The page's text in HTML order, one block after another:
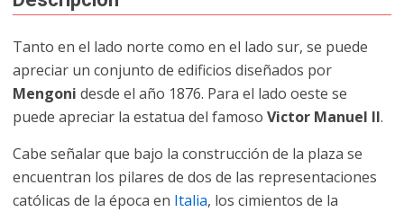
Tanto en el lado norte como en el lado sur, se puede
apreciar un conjunto de edificios diseñados por
Mengoni desde el año 1876. Para el lado oeste se
puede apreciar la estatua del famoso Victor Manuel II.
Cabe señalar que bajo la construcción de la plaza se
encuentran los pilares de dos de las representaciones
católicas de la época en Italia, los cimientos de la